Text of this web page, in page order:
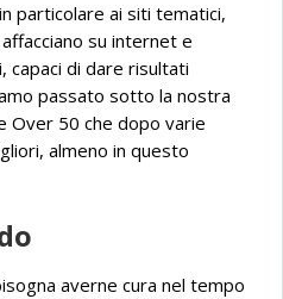
particolare ai siti tematici,
su internet e
capaci di dare risultati
passato sotto la nostra
Over 50 che dopo varie
almeno in questo
averne cura nel tempo